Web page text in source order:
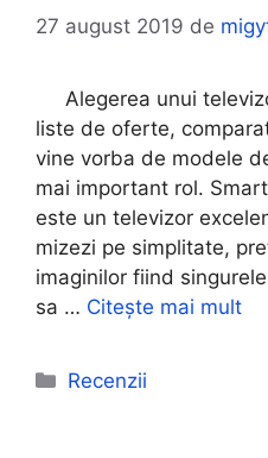
27 august 2019 de
Alegerea unui
liste de oferte,
vine vorba de modele
mai important rol.
este un televizor
mizezi pe simplitate,
imaginilor fiind
sa … Citește mai mult
Categorii
Recenzii